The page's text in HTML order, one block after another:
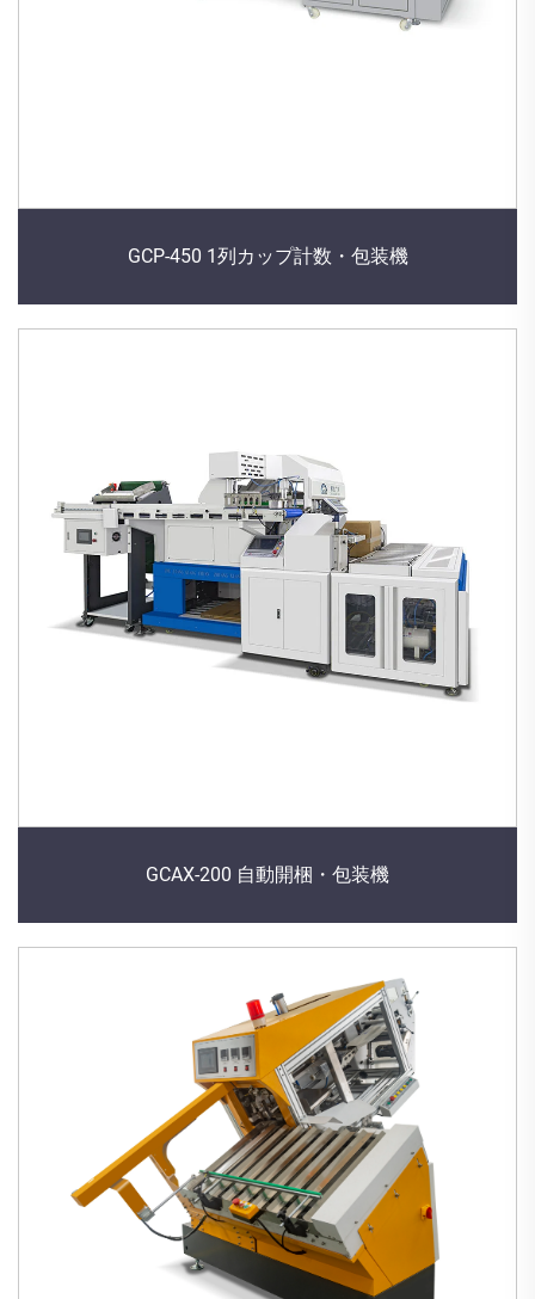
GCP-450 1列カップ計数・包装機
GCAX-200 自動開梱・包装機